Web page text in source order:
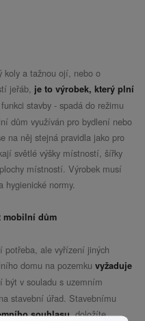
koly a tažnou ojí, nebo o
jeřáb, je to výrobek, který plní
stavby - spadá do režimu
dům využíván pro bydlení nebo
na něj stejná pravidla jako pro
světlé výšky místností, šířky
místností. Výrobek musí
hygienické normy.
mobilní dům
ale vyřízení jiných
domu na pozemku vyžaduje
být v souladu s uzemním
stavební úřad. Stavebnímu
souhlasu, doložíte